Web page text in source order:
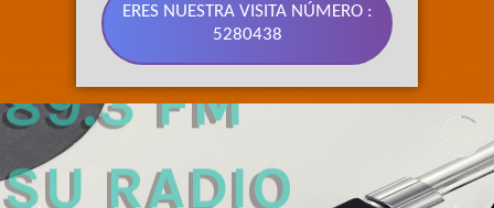
ERES NUESTRA VISITA NÚMERO :
5280438
89.3 FM